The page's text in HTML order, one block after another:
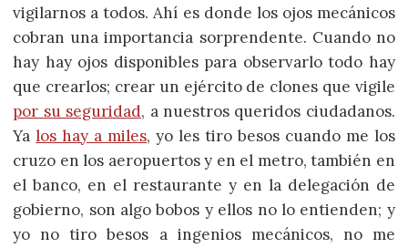
vigilarnos a todos. Ahí es donde los ojos mecánicos
cobran una importancia sorprendente. Cuando no
hay hay ojos disponibles para observarlo todo hay
que crearlos; crear un ejército de clones que vigile
por su seguridad, a nuestros queridos ciudadanos.
Yalos hay a miles, yo les tiro besos cuando me los
cruzo en los aeropuertos y en el metro, también en
el banco, en el restaurante y en la delegación de
gobierno, son algo bobos y ellos no lo entienden; y
yo no tiro besos a ingenios mecánicos, no me